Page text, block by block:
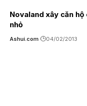
Novaland xây căn
nhỏ
Ashui.com 04/02/2013